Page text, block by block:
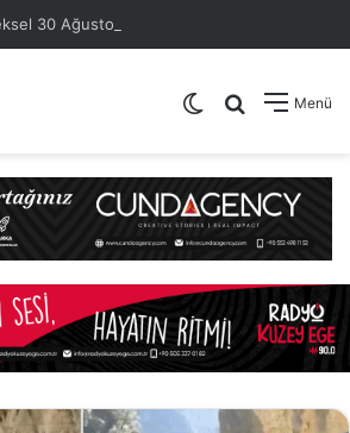
Menü
Arama yap
Dış görünümü